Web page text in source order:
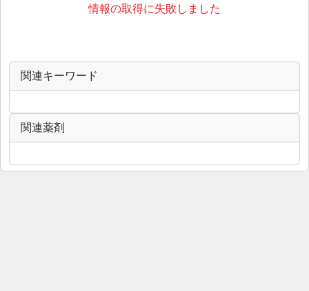
情報の取得に失敗しました
関連キーワード
関連薬剤